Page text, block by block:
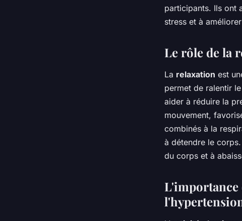
participants. Ils ont
stress et à
Le rôle de la
La relaxation est
permet de ralentir
aider à réduire la
mouvement,
combinés à la
à détendre le
du corps et à
L'importance